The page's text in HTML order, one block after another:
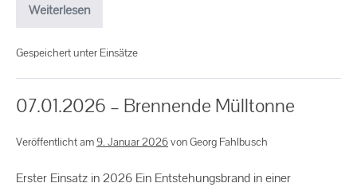
Weiterlesen
Gespeichert unter Einsätze
07.01.2026 – Brennende Mülltonne
Veröffentlicht am 9. Januar 2026vonGeorg Fahlbusch
Erster Einsatz in 2026 Ein Entstehungsbrand in einer